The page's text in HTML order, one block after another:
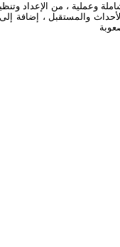
وعملية ، من الإعداد
والمستقبل ،